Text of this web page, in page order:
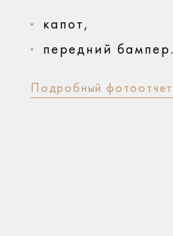
капот,
передний бампер.
Подробный фотоотчет